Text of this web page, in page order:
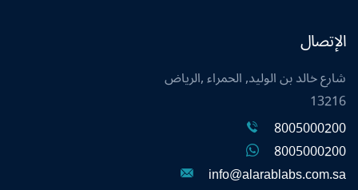
الإتصال
شارع خالد بن الوليد, الحمراء ,الرياض
13216
8005000200
8005000200
info@alarablabs.com.sa